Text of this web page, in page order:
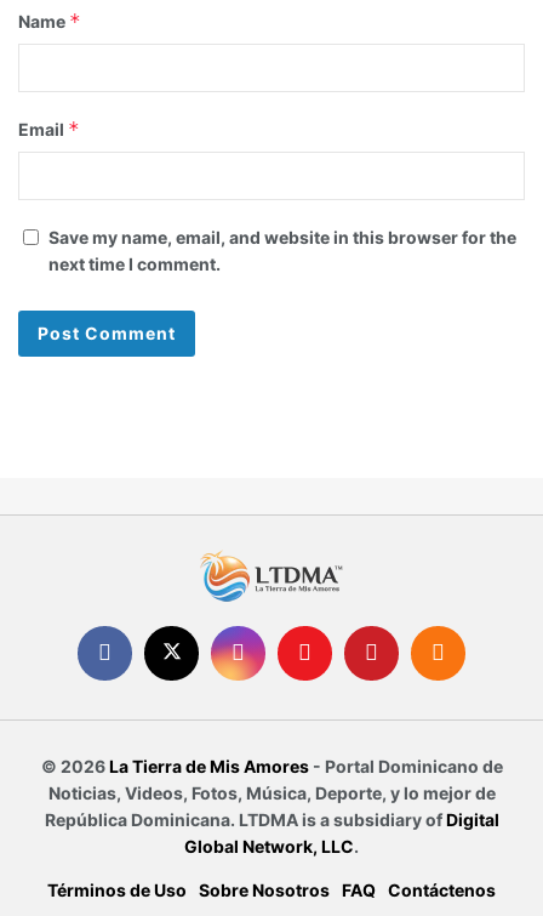
Name *
Email *
Save my name, email, and website in this browser for the
next time I comment.
© 2026La Tierra de Mis Amores- Portal Dominicano de
Noticias, Videos, Fotos, Música, Deporte, y lo mejor de
República Dominicana. LTDMA is a subsidiary ofDigital
Global Network, LLC.
Términos de Uso Sobre Nosotros FAQ Contáctenos